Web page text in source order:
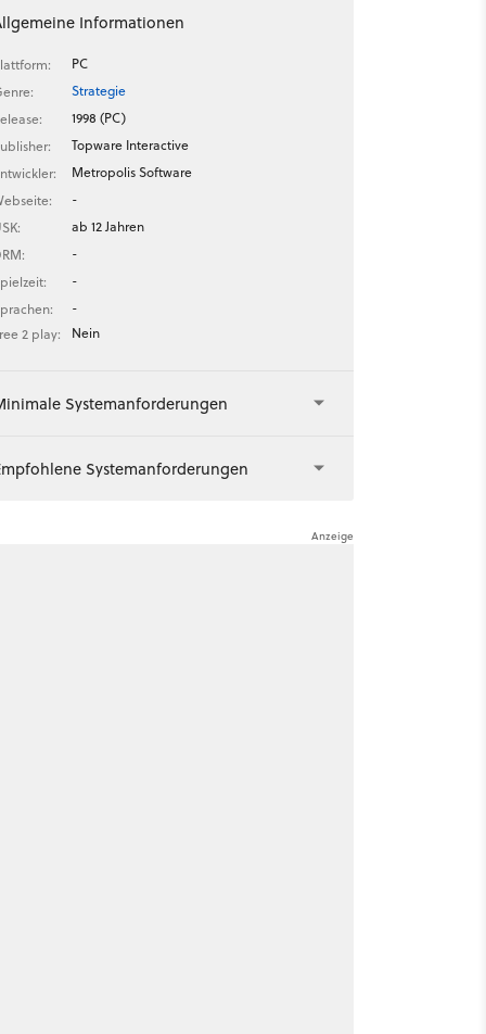
Informationen
PC
Strategie
1998 (PC)
Topware Interactive
Metropolis Software
-
ab 12 Jahren
-
-
-
2 play:
Nein
Systemanforderungen
Systemanforderungen